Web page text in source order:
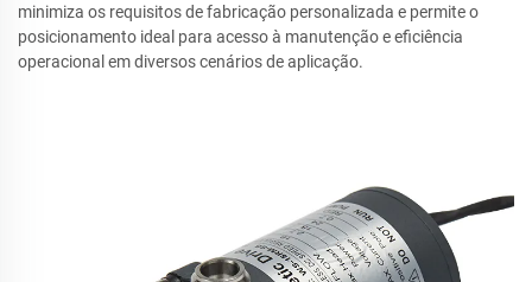
minimiza os requisitos de fabricação personalizada e permite o
posicionamento ideal para acesso à manutenção e eficiência
operacional em diversos cenários de aplicação.